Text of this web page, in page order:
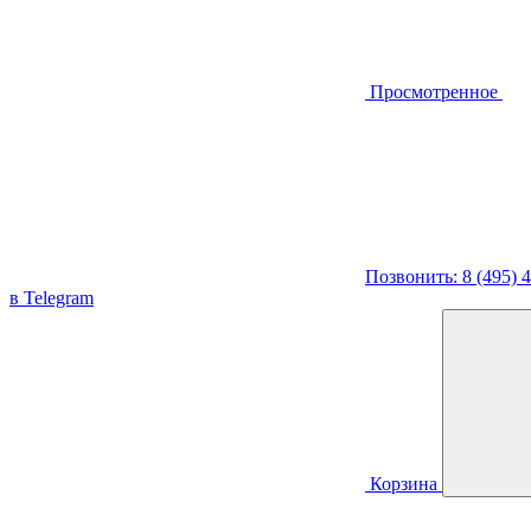
Просмотренное
Позвонить: 8 (495)
в Telegram
Корзина